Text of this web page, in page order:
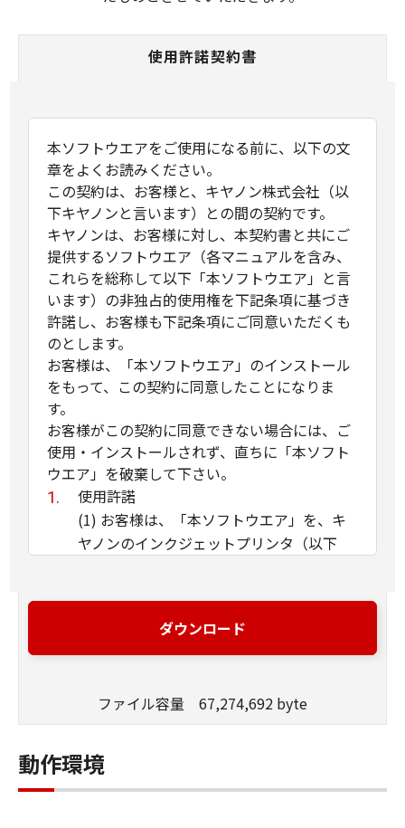
使用許諾契約書
本ソフトウエアをご使用になる前に、以下の文
章をよくお読みください。
この契約は、お客様と、キヤノン株式会社（以
下キヤノンと言います）との間の契約です。
キヤノンは、お客様に対し、本契約書と共にご
提供するソフトウエア（各マニュアルを含み、
これらを総称して以下「本ソフトウエア」と言
います）の非独占的使用権を下記条項に基づき
許諾し、お客様も下記条項にご同意いただくも
のとします。
お客様は、「本ソフトウエア」のインストール
をもって、この契約に同意したことになりま
す。
お客様がこの契約に同意できない場合には、ご
使用・インストールされず、直ちに「本ソフト
ウエア」を破棄して下さい。
使用許諾
(1) お客様は、「本ソフトウエア」を、キ
ヤノンのインクジェットプリンタ（以下
とは、「許諾ソフトウエア」をコンピュー
タの記憶媒体上にインストールすること、
と、アクセスすること、読み出すこと、も
しくは実行することのいずれも含むものと
します）することができます。お客様はま
た、お客様が「プリンタ」を使用すること
ダウンロード
ファイル容量 67,274,692 byte
動作環境